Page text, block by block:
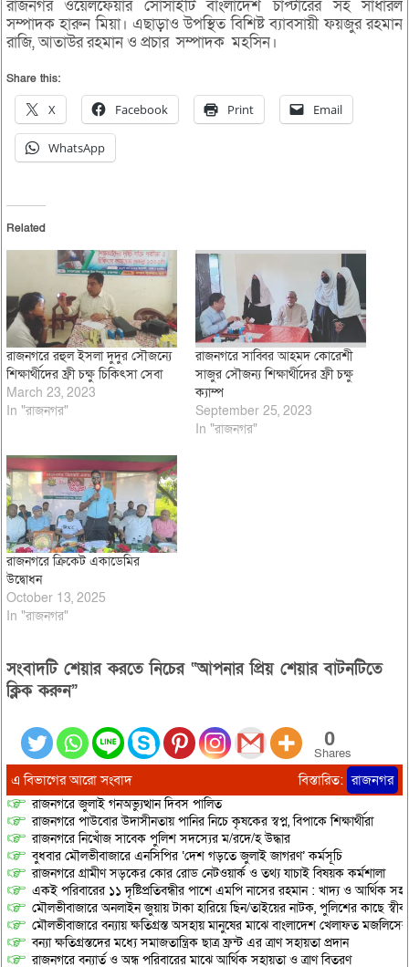
রাজনগর ওয়েলফেয়ার সোসাইটি বাংলাদেশ চাপ্টারের সহ সাধারল
সম্পাদক হারুন মিয়া। এছাড়াও উপস্থিত বিশিষ্ট ব্যাবসায়ী ফয়জুর রহমান
রাজি, আতাউর রহমান ও প্রচার সম্পাদক মহসিন।
Share this:
X Facebook Print Email
WhatsApp
Related
রাজনগরে রহুল ইসলা দুদুর সৌজন্যে
শিক্ষার্থীদের ফ্রী চক্ষু চিকিৎসা সেবা
March 23, 2023
In "রাজনগর"
রাজনগরে সাব্বির আহমদ কোরেশী
সাজুর সৌজন্য শিক্ষার্থীদের ফ্রী চক্ষু
ক্যাম্প
September 25, 2023
In "রাজনগর"
রাজনগরে ক্রিকেট একাডেমির
উদ্বোধন
October 13, 2025
In "রাজনগর"
সংবাদটি শেয়ার করতে নিচের “আপনার প্রিয় শেয়ার বাটনটিতে
ক্লিক করুন”
0
Shares
এ বিভাগের আরো সংবাদ বিস্তারিত: রাজনগর
রাজনগরে জুলাই গনঅভ্যুত্থান দিবস পালিত
রাজনগরে পাউবোর উদাসীনতায় পানির নিচে কৃষকের স্বপ্ন, বিপাকে শিক্ষার্থীরা
রাজনগরে নিখোঁজ সাবেক পুলিশ সদস্যের ম/রদে/হ উদ্ধার
বুধবার মৌলভীবাজারে এনসিপির ‘দেশ গড়তে জুলাই জাগরণ’ কর্মসূচি
রাজনগরে গ্রামীণ সড়কের কোর রোড নেটওয়ার্ক ও তথ্য যাচাই বিষয়ক কর্মশালা
একই পরিবারের ১১ দৃষ্টিপ্রতিবন্ধীর পাশে এমপি নাসের রহমান : খাদ্য ও আর্থিক
মৌলভীবাজারে অনলাইন জুয়ায় টাকা হারিয়ে ছিন/তাইয়ের নাটক, পুলিশের কাছে
মৌলভীবাজারে বন্যায় ক্ষতিগ্রস্ত অসহায় মানুষের মাঝে বাংলাদেশ খেলাফত মজলিসের
বন্যা ক্ষতিগ্রস্তদের মধ্যে সমাজতান্ত্রিক ছাত্র ফ্রন্ট এর ত্রাণ সহায়তা প্রদান
রাজনগরে বন্যার্ত ও অন্ধ পরিবারের মাঝে আর্থিক সহায়তা ও ত্রাণ বিতরণ